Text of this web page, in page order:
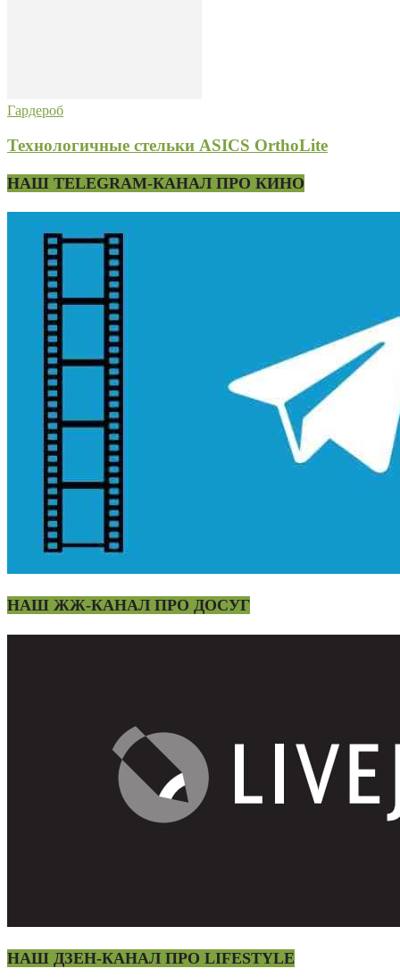
Гардероб
Технологичные стельки ASICS OrthoLite
НАШ TELEGRAM-КАНАЛ ПРО КИНО
НАШ ЖЖ-КАНАЛ ПРО ДОСУГ
НАШ ДЗЕН-КАНАЛ ПРО LIFESTYLE